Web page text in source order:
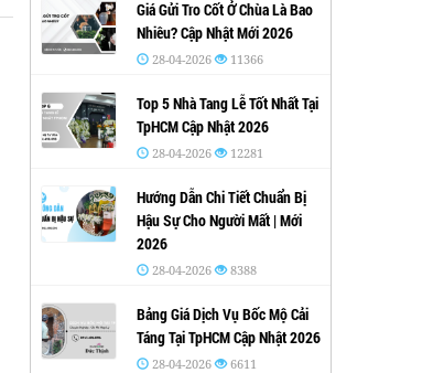
Giá Gửi Tro Cốt Ở Chùa Là Bao
Nhiêu? Cập Nhật Mới 2026
28-04-2026 11366
Top 5 Nhà Tang Lễ Tốt Nhất Tại
TpHCM Cập Nhật 2026
28-04-2026 12281
Hướng Dẫn Chi Tiết Chuẩn Bị
Hậu Sự Cho Người Mất | Mới
2026
28-04-2026 8388
Bảng Giá Dịch Vụ Bốc Mộ Cải
Táng Tại TpHCM Cập Nhật 2026
28-04-2026 6611